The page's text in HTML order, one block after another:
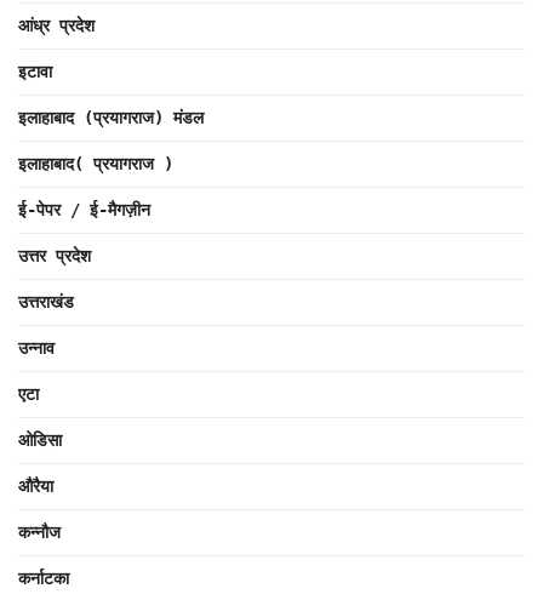
आंध्र प्रदेश
इटावा
इलाहाबाद (प्रयागराज) मंडल
इलाहाबाद( प्रयागराज )
ई-पेपर / ई-मैगज़ीन
उत्तर प्रदेश
उत्तराखंड
उन्नाव
एटा
ओडिसा
औरैया
कन्नौज
कर्नाटका